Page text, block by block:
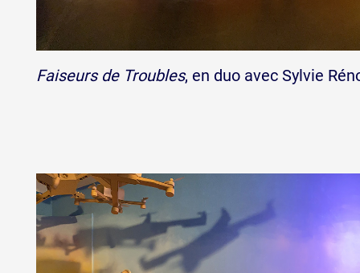
Faiseurs de Troubles, en duo avec Sylvie